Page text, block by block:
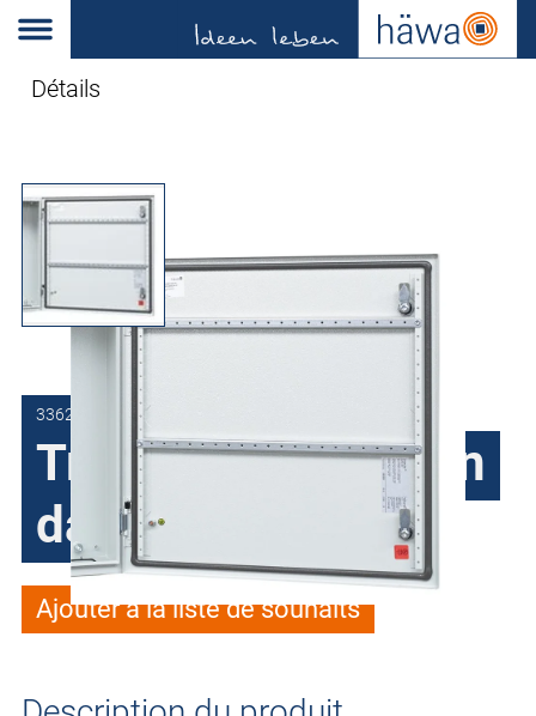
Détails
3362-0001-03-20
Traverse de fixation
dans des portes
Ajouter à la liste de souhaits